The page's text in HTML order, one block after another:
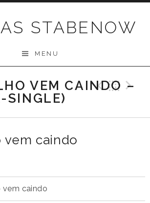
STABENOW
MENU
VEM CAINDO –
SINGLE)
vem caindo
vem caindo